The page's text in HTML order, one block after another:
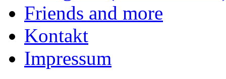
Friends and more
Kontakt
Impressum